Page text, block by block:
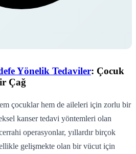
Yönelik Tedaviler: Çocuk
Çağ
çocuklar hem de aileleri için zorlu bir
kanser tedavi yöntemleri olan
operasyonlar, yıllardır birçok
gelişmekte olan bir vücut için